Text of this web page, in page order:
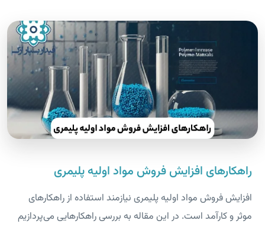
راهکارهای افزایش فروش مواد اولیه پلیمری
افزایش فروش مواد اولیه پلیمری نیازمند استفاده از راهکارهای
موثر و کارآمد است. در این مقاله به بررسی راهکارهایی می‌پردازیم